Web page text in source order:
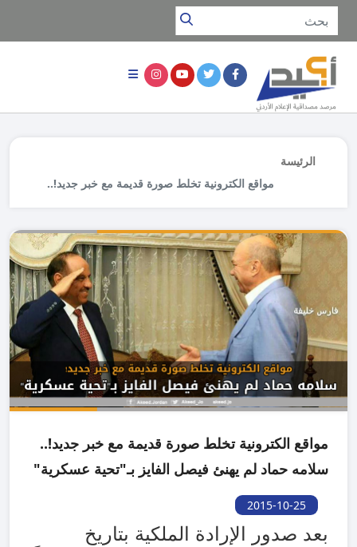
الرئيسة
مواقع الكترونية تخلط صورة قديمة مع خبر جديد!..
مواقع الكترونية تخلط صورة قديمة مع خبر جديد!..
سلامه حماد لم يهنئ فيصل الفايز بـ"تحية عسكرية"
2015-10-25
بعد صدور الإرادة الملكية بتاريخ